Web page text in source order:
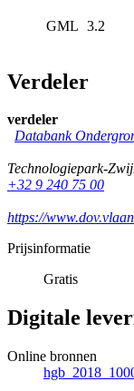
GML 3.2
Verdeler
verdeler
Databank
Technologiepark-
+32 9 240 75 00
https://
Prijsinformatie
Gratis
Digitale
Online bronnen